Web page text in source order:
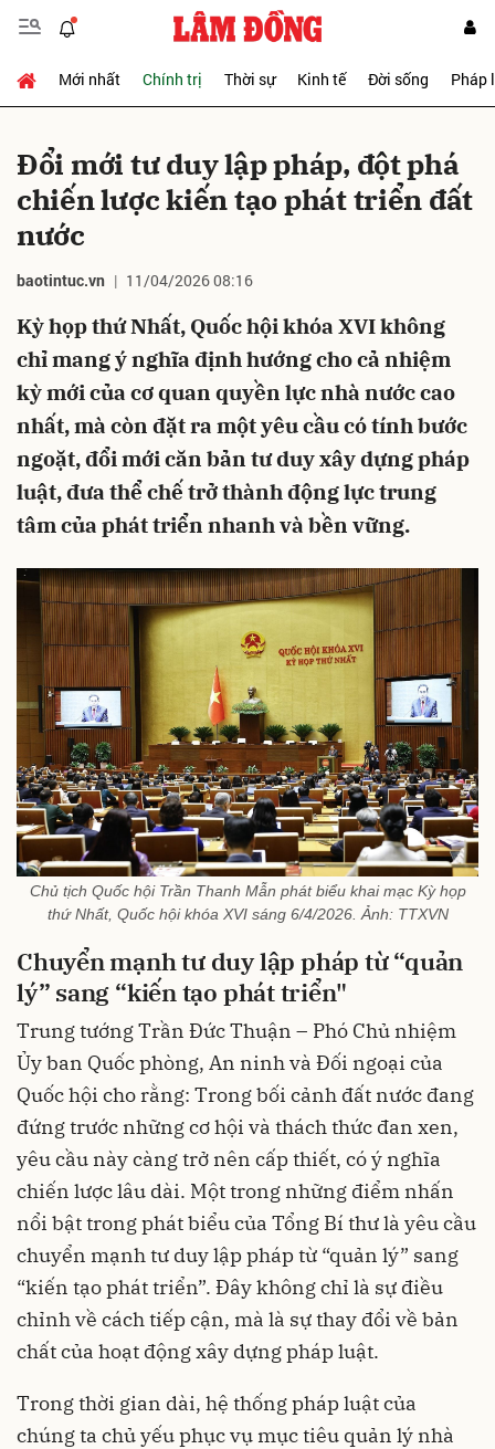
Mới nhất Chính trị Thời sự Kinh tế Đời sống Pháp
Đổi mới tư duy lập pháp, đột phá
chiến lược kiến tạo phát triển đất
nước
baotintuc.vn 11/04/2026 08:16
Kỳ họp thứ Nhất, Quốc hội khóa XVI không
chỉ mang ý nghĩa định hướng cho cả nhiệm
kỳ mới của cơ quan quyền lực nhà nước cao
nhất, mà còn đặt ra một yêu cầu có tính bước
ngoặt, đổi mới căn bản tư duy xây dựng pháp
luật, đưa thể chế trở thành động lực trung
tâm của phát triển nhanh và bền vững.
Chủ tịch Quốc hội Trần Thanh Mẫn phát biểu khai mạc Kỳ họp
thứ Nhất, Quốc hội khóa XVI sáng 6/4/2026. Ảnh: TTXVN
Chuyển mạnh tư duy lập pháp từ “quản
lý” sang “kiến tạo phát triển"
Trung tướng Trần Đức Thuận – Phó Chủ nhiệm
Ủy ban Quốc phòng, An ninh và Đối ngoại của
Quốc hội cho rằng: Trong bối cảnh đất nước đang
đứng trước những cơ hội và thách thức đan xen,
yêu cầu này càng trở nên cấp thiết, có ý nghĩa
chiến lược lâu dài. Một trong những điểm nhấn
nổi bật trong phát biểu của Tổng Bí thư là yêu cầu
chuyển mạnh tư duy lập pháp từ “quản lý” sang
“kiến tạo phát triển”. Đây không chỉ là sự điều
chỉnh về cách tiếp cận, mà là sự thay đổi về bản
chất của hoạt động xây dựng pháp luật.
Trong thời gian dài, hệ thống pháp luật của
chúng ta chủ yếu phục vụ mục tiêu quản lý nhà
Gửi bình luận
Hủy Gửi